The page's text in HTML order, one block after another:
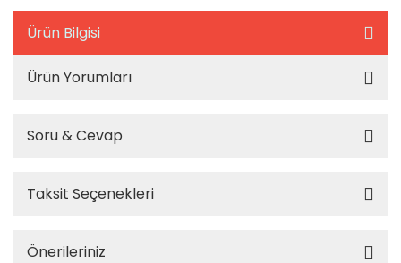
Ürün Bilgisi
Ürün Yorumları
Soru & Cevap
Taksit Seçenekleri
Önerileriniz